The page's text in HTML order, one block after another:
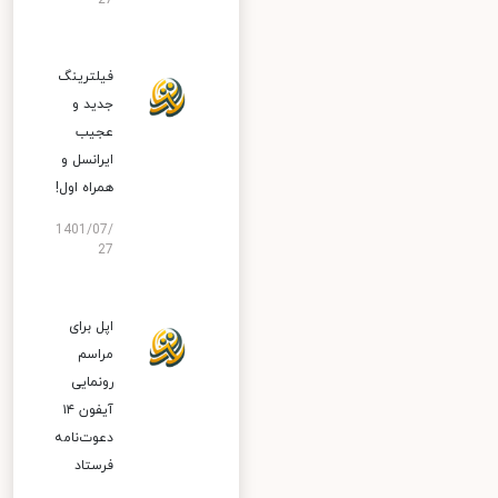
فیلترینگ
جدید و
عجیب
ایرانسل و
همراه اول!
1401/07/
27
اپل برای
مراسم
رونمایی
آیفون ۱۴
دعوت‌نامه
فرستاد